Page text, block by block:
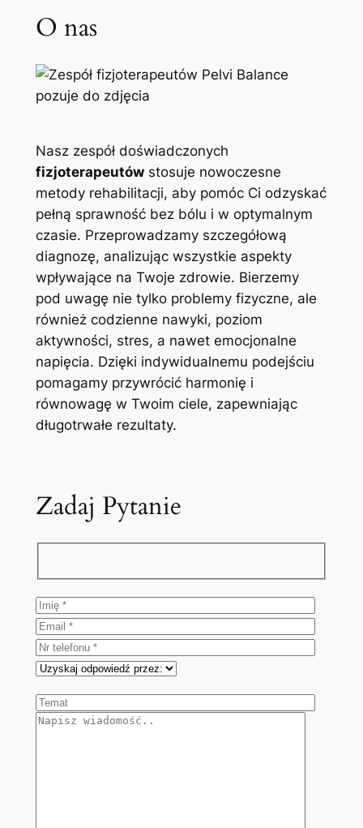
O nas
Nasz zespół doświadczonych
fizjoterapeutówstosuje nowoczesne
metody rehabilitacji, aby pomóc Ci odzyskać
pełną sprawność bez bólu i w optymalnym
czasie. Przeprowadzamy szczegółową
diagnozę, analizując wszystkie aspekty
wpływające na Twoje zdrowie. Bierzemy
pod uwagę nie tylko problemy fizyczne, ale
również codzienne nawyki, poziom
aktywności, stres, a nawet emocjonalne
napięcia. Dzięki indywidualnemu podejściu
pomagamy przywrócić harmonię i
równowagę w Twoim ciele, zapewniając
długotrwałe rezultaty.
Zadaj Pytanie